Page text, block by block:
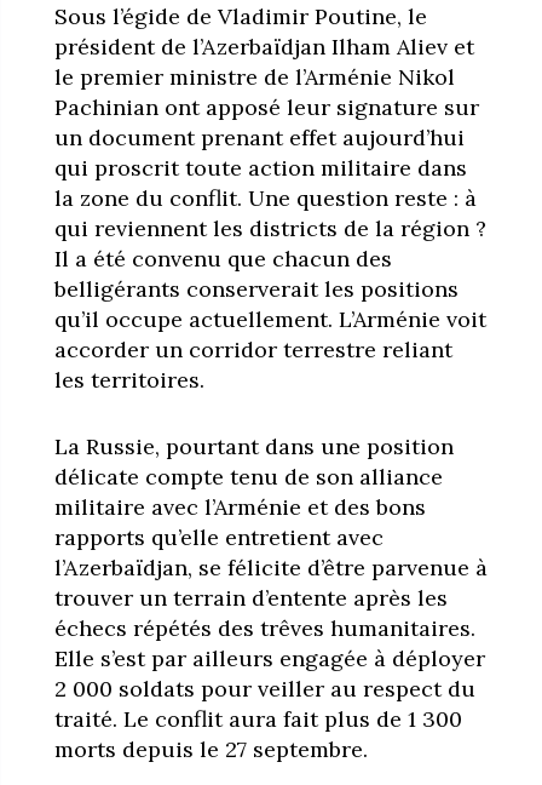
Sous l’égide de Vladimir Poutine, le
président de l’Azerbaïdjan Ilham Aliev et
le premier ministre de l’Arménie Nikol
Pachinian ont apposé leur signature sur
un document prenant effet aujourd’hui
qui proscrit toute action militaire dans
la zone du conflit. Une question reste : à
qui reviennent les districts de la région ?
Il a été convenu que chacun des
belligérants conserverait les positions
qu’il occupe actuellement. L’Arménie voit
accorder un corridor terrestre reliant
les territoires.
La Russie, pourtant dans une position
délicate compte tenu de son alliance
militaire avec l’Arménie et des bons
rapports qu’elle entretient avec
l’Azerbaïdjan, se félicite d’être parvenue à
trouver un terrain d’entente après les
échecs répétés des trêves humanitaires.
Elle s’est par ailleurs engagée à déployer
2 000 soldats pour veiller au respect du
traité. Le conflit aura fait plus de 1 300
morts depuis le 27 septembre.